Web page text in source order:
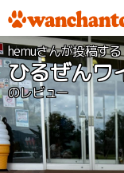
hemuさんが投稿する
ひるぜんワ
のレビュー